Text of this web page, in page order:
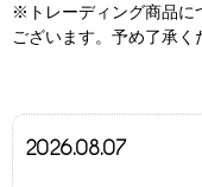
2026.08.07
※トレーディング商品に
ございます。予め了承く